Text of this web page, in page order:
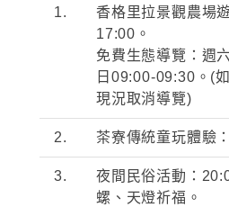
1. 香格里拉景觀農場
17:00 。
免費生態導覽：週
日 09:00-09:30 。 (
現況取消導覽)
2. 茶寮傳統童玩體驗
3. 夜間民俗活動：
螺、天燈祈福。